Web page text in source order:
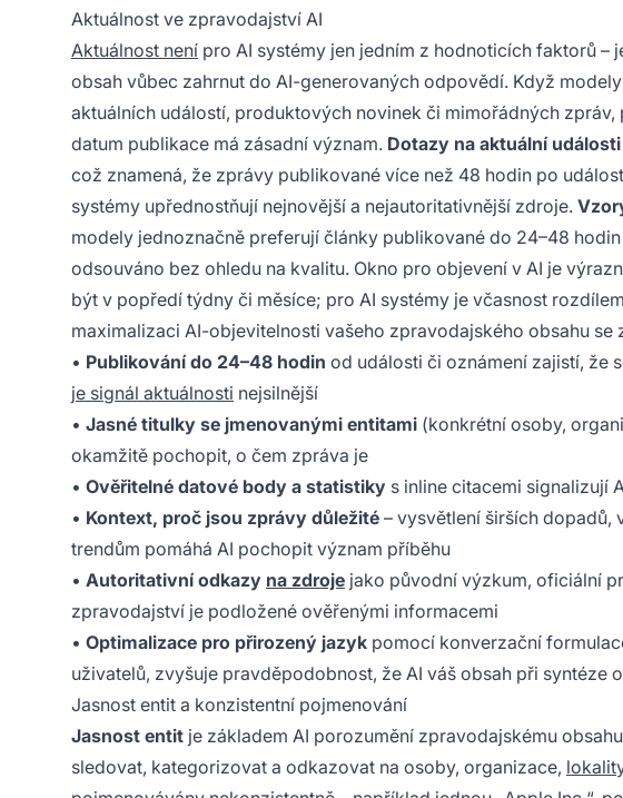
Aktuálnost ve zpravodajství AI
Aktuálnost není pro AI systémy jen jedním z hodnoticích faktorů
obsah vůbec zahrnut do AI-generovaných odpovědí. Když
aktuálních událostí, produktových novinek či mimořádných
datum publikace má zásadní význam. Dotazy na aktuální události
což znamená, že zprávy publikované více než 48 hodin po
systémy upřednostňují nejnovější a nejautoritativnější zdroje.
modely jednoznačně preferují články publikované do 24–48
odsouváno bez ohledu na kvalitu. Okno pro objevení v AI je
být v popředí týdny či měsíce; pro AI systémy je včasnost
maximalizaci AI-objevitelnosti vašeho zpravodajského obsahu
• Publikování do 24–48 hodin od události či oznámení zajistí, že
je signál aktuálnosti nejsilnější
• Jasné titulky se jmenovanými entitami (konkrétní osoby,
okamžitě pochopit, o čem zpráva je
• Ověřitelné datové body a statistiky s inline citacemi signalizují
• Kontext, proč jsou zprávy důležité – vysvětlení širších dopadů,
trendům pomáhá AI pochopit význam příběhu
• Autoritativní odkazy na zdroje jako původní výzkum, oficiální
zpravodajství je podložené ověřenými informacemi
• Optimalizace pro přirozený jazyk pomocí konverzační
uživatelů, zvyšuje pravděpodobnost, že AI váš obsah při syntéze
Jasnost entit a konzistentní pojmenování
Jasnost entit je základem AI porozumění zpravodajskému
sledovat, kategorizovat a odkazovat na osoby, organizace,